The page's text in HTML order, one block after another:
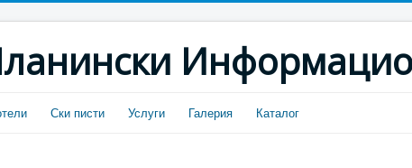
Ски писти Услуги Галерия Каталог